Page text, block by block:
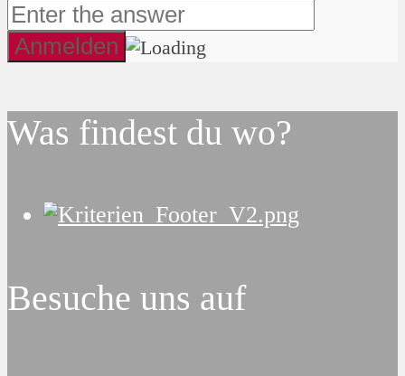
Was findest du wo?
Besuche uns auf